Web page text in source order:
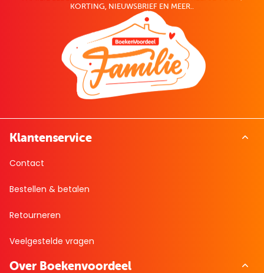
KORTING, NIEUWSBRIEF EN MEER..
Klantenservice
Contact
Bestellen & betalen
Retourneren
Veelgestelde vragen
Over Boekenvoordeel